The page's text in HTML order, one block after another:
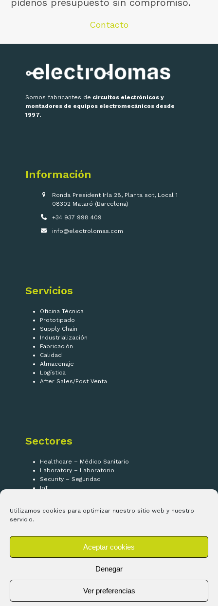
Utilizamos cookies para optimizar nuestro sitio web y nuestro
servicio.
Aceptar cookies
Denegar
Ver preferencias
pídenos presupuesto sin compromiso.
Contacto
Somos fabricantes de circuitos electrónicos y
montadores de equipos electromecánicos desde
1997.
Información
Ronda President Irla 28, Planta sot, Local 1
08302 Mataró (Barcelona)
+34 937 998 409
info@electrolomas.com
Servicios
Oficina Técnica
Prototipado
Supply Chain
Industrialización
Fabricación
Calidad
Almacenaje
Logística
After Sales/Post Venta
Sectores
Healthcare – Médico Sanitario
Laboratory – Laboratorio
Security – Seguridad
IoT
¡Síguenos!
Copyright ©Electrolomas SL2026 - Todos los derechos